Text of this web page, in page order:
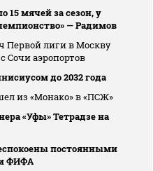
15 мячей за сезон, у
— Радимов
Первой лиги в Москву
Сочи аэропортов
до 2032 года
из «Монако» в «ПСЖ»
«Уфы» Тетрадзе на
постоянными
ФИФА